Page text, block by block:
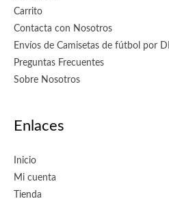
Carrito
Contacta con Nosotros
Envíos de Camisetas de fútbol por
Preguntas Frecuentes
Sobre Nosotros
Enlaces
Inicio
Mi cuenta
Tienda